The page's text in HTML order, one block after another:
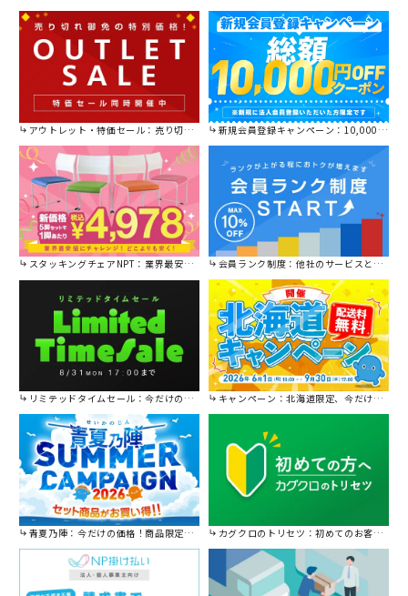
アウトレット・特価セール：売り切れ御免の特別価格！ 新規会員登録キャンペーン：10,000円OFFクーポン進呈中！
スタッキングチェアNPT：業界最安値に挑戦！ 会員ランク制度：他社のサービスと比較してください。
リミテッドタイムセール：今だけの限定セール。 キャンペーン：北海道限定、今だけ送料無料！
青夏乃陣：今だけの価格！商品限定セール開催中です。 カグクロのトリセツ：初めてのお客様はこちら。